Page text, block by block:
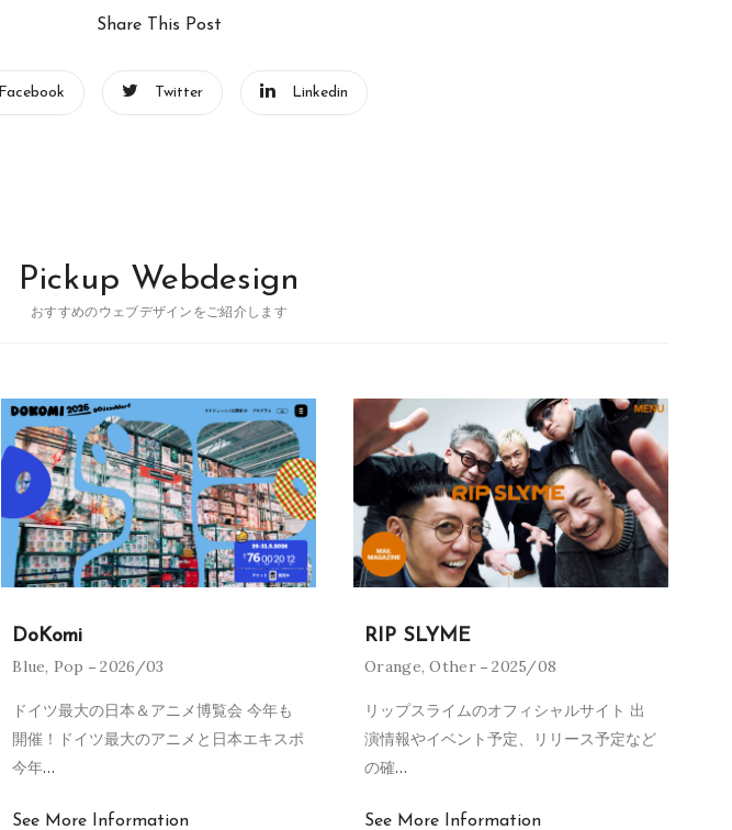
Share This Post
Facebook Twitter Linkedin
Pickup Webdesign
おすすめのウェブデザインをご紹介します
DoKomi
Blue, Pop 2026/03
ドイツ最大の日本＆アニメ博覧会 今年も
開催！ドイツ最大のアニメと日本エキスポ
今年…
See More Information
RIP SLYME
Orange,Other 2025/08
リップスライムのオフィシャルサイト 出
演情報やイベント予定、リリース予定など
の確…
See More Information